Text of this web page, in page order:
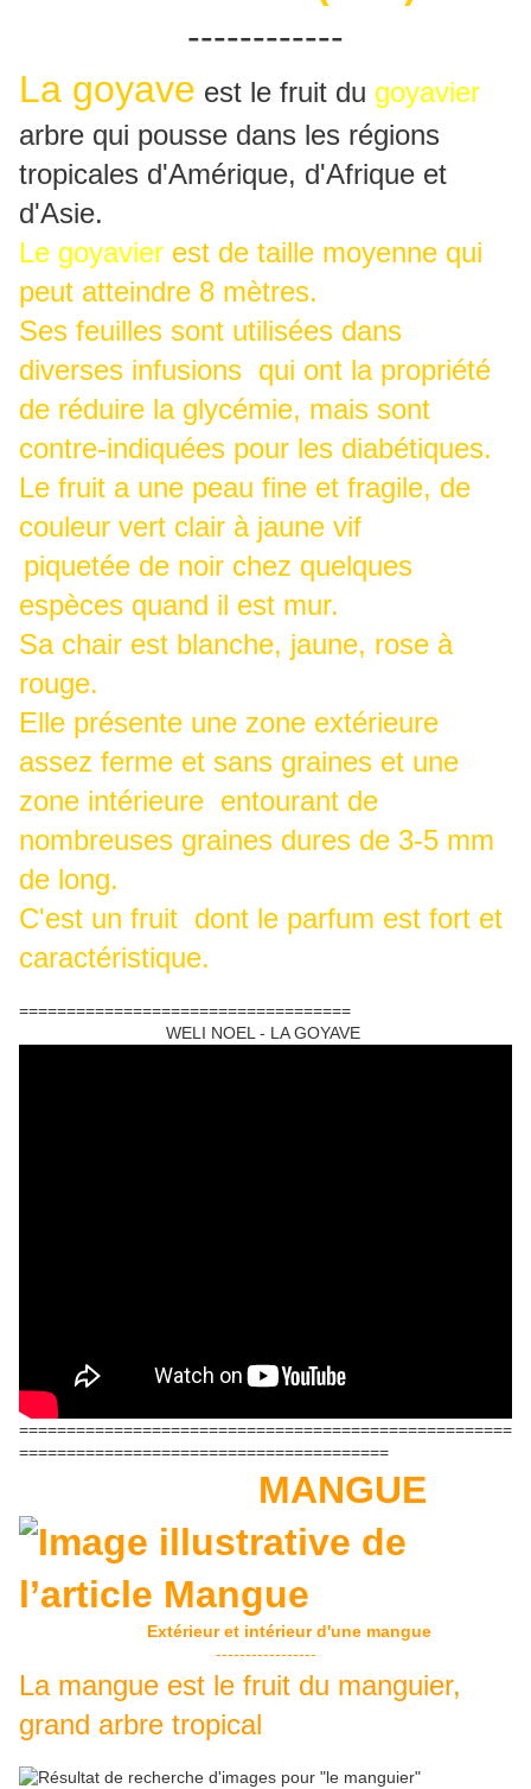
------------
La goyave est le fruit du goyavier
arbre qui pousse dans les régions
tropicales d'Amérique, d'Afrique et
d'Asie.
Le goyavier est de taille moyenne qui
peut atteindre 8 mètres.
Ses feuilles sont utilisées dans
diverses infusions qui ont la propriété
de réduire la glycémie, mais sont
contre-indiquées pour les diabétiques.
Le fruit a une peau fine et fragile, de
couleur vert clair à jaune vif
piquetée de noir chez quelques
espèces quand il est mur.
Sa chair est blanche, jaune, rose à
rouge.
Elle présente une zone extérieure
assez ferme et sans graines et une
zone intérieure entourant de
nombreuses graines dures de 3-5 mm
de long.
C'est un fruit dont le parfum est fort et
caractéristique.
===================================
WELI NOEL - LA GOYAVE
====================================================
=======================================
MANGUE
Extérieur et intérieur d'une mangue
-----------------
La mangue est le fruit du manguier,
grand arbre tropical